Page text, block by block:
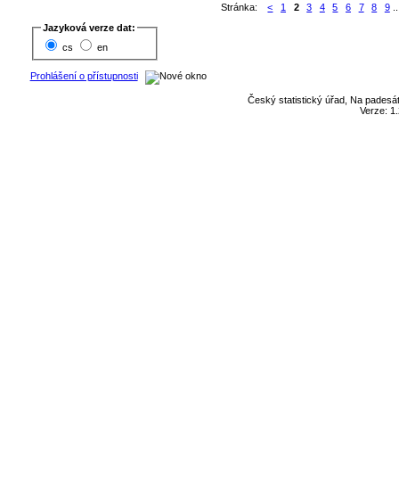
Stránka:
< 1 2 3 4 5 6 7 8 9
Jazyková verze dat:
cs
en
Prohlášení o přístupnosti
Český statistický úřad, Na
Verze: